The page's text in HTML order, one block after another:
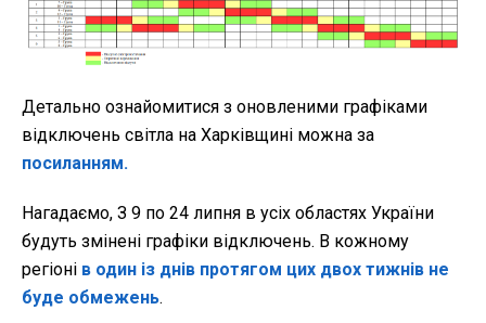
Детально ознайомитися з оновленими графіками
відключень світла на Харківщині можна за
посиланням.
Нагадаємо, З 9 по 24 липня в усіх областях України
будуть змінені графіки відключень. В кожному
регіоні в один із днів протягом цих двох тижнів не
буде обмежень.